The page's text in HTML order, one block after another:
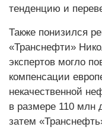
тенденцию и
Также понизился
«Транснефти»
экспертов могло
компенсации
некачественной
в размере 110 млн
затем